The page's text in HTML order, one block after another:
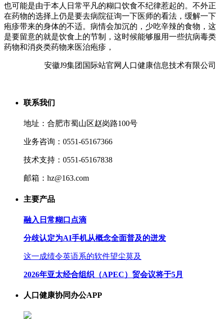
也可能是由于本人日常平凡的糊口饮食不纪律惹起的。不外正
在药物的选择上仍是要去病院征询一下医师的看法，缓解一下
疱疹带来的身体的不适。病情会加沉的，少吃辛辣的食物，这
是要留意的就是饮食上的节制，这时候能够服用一些抗病毒类
药物和消炎类药物来医治疱疹，
安徽J9集团国际站官网人口健康信息技术有限公司
联系我们
地址：合肥市蜀山区赵岗路100号
业务咨询：0551-65167366
技术支持：0551-65167838
邮箱：hz@163.com
主要产品
融入日常糊口点滴
分歧认定为AI手机从概念全面普及的迸发
这一成绩令英语系的软件望尘莫及
2026年亚太经合组织（APEC）贸会议将于5月
人口健康协同办公APP